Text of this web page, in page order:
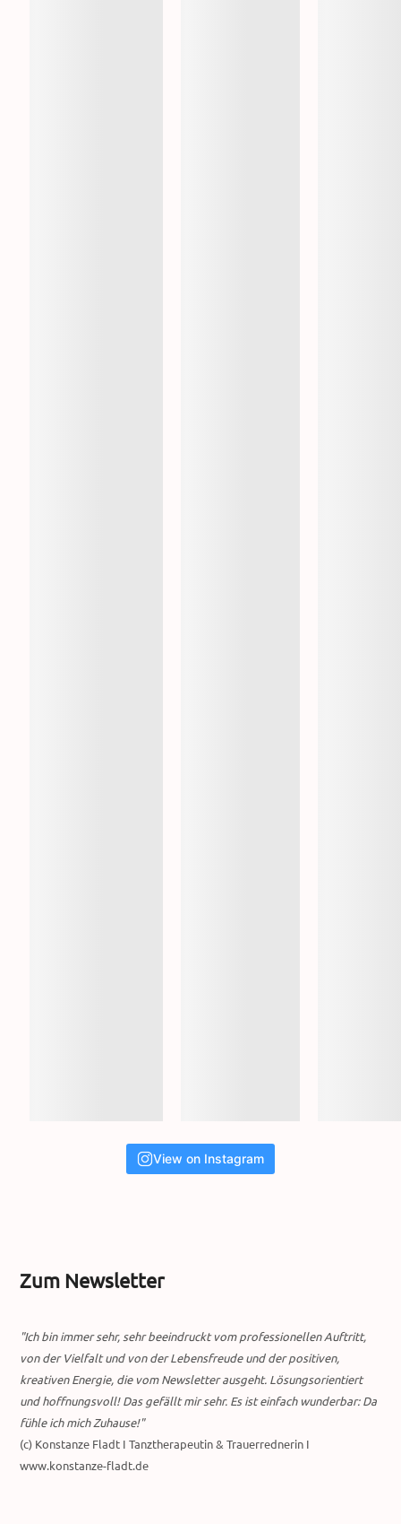
View on Instagram
Zum Newsletter
"Ich bin immer sehr, sehr beeindruckt vom professionellen Auftritt,
von der Vielfalt und von der Lebensfreude und der positiven,
kreativen Energie, die vom Newsletter ausgeht. Lösungsorientiert
und hoffnungsvoll! Das gefällt mir sehr. Es ist einfach wunderbar: Da
fühle ich mich Zuhause!"
(c) Konstanze Fladt I Tanztherapeutin & Trauerrednerin I
www.konstanze-fladt.de